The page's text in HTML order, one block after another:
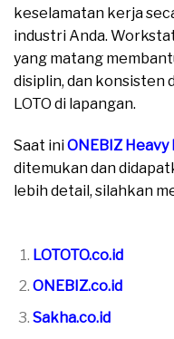
keselamatan kerja
industri Anda.
yang matang
disiplin, dan konsisten
LOTO di lapangan.
Saat iniONEBIZ
ditemukan dan
lebih detail, silahkan
LOTOTO.co.id
ONEBIZ.co.id
Sakha.co.id